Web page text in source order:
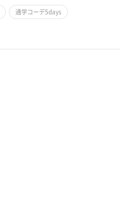
通学コーデ5days